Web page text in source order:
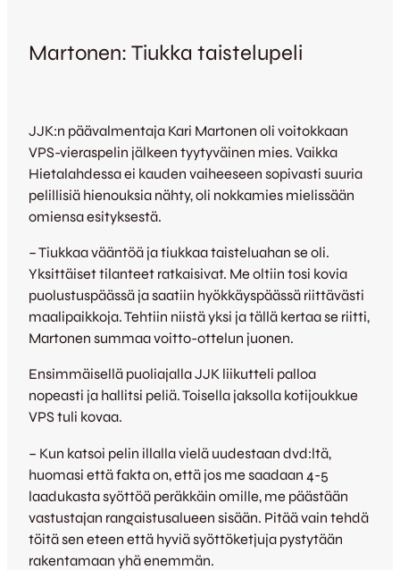
Martonen: Tiukka taistelupeli
JJK:n päävalmentaja Kari Martonen oli voitokkaan
VPS-vieraspelin jälkeen tyytyväinen mies. Vaikka
Hietalahdessa ei kauden vaiheeseen sopivasti suuria
pelillisiä hienouksia nähty, oli nokkamies mielissään
omiensa esityksestä.
– Tiukkaa vääntöä ja tiukkaa taisteluahan se oli.
Yksittäiset tilanteet ratkaisivat. Me oltiin tosi kovia
puolustuspäässä ja saatiin hyökkäyspäässä riittävästi
maalipaikkoja. Tehtiin niistä yksi ja tällä kertaa se riitti,
Martonen summaa voitto-ottelun juonen.
Ensimmäisellä puoliajalla JJK liikutteli palloa
nopeasti ja hallitsi peliä. Toisella jaksolla kotijoukkue
VPS tuli kovaa.
– Kun katsoi pelin illalla vielä uudestaan dvd:ltä,
huomasi että fakta on, että jos me saadaan 4-5
laadukasta syöttöä peräkkäin omille, me päästään
vastustajan rangaistusalueen sisään. Pitää vain tehdä
töitä sen eteen että hyviä syöttöketjuja pystytään
rakentamaan yhä enemmän.